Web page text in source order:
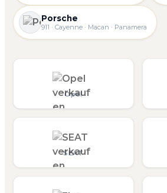
Porsche
911 · Cayenne · Macan · Panamera
Opel
SEAT